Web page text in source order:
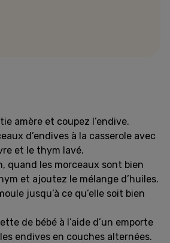
amère et coupez l’endive.
d’endives à la casserole avec
et le thym lavé.
quand les morceaux sont bien
et ajoutez le mélange d’huiles.
jusqu’à ce qu’elle soit bien
de bébé à l’aide d’un emporte
endives en couches alternées.